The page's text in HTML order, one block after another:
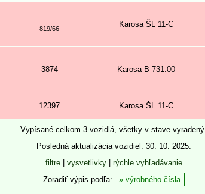
819/66 Karosa ŠL 11-C
3874 Karosa B 731.00
12397 Karosa ŠL 11-C
Vypísané celkom 3 vozidlá, všetky v stave vyradený.
Posledná aktualizácia vozidiel: 30. 10. 2025.
filtre| vysvetlivky| rýchle vyhľadávanie
Zoradiť výpis podľa:
výrobného čísla